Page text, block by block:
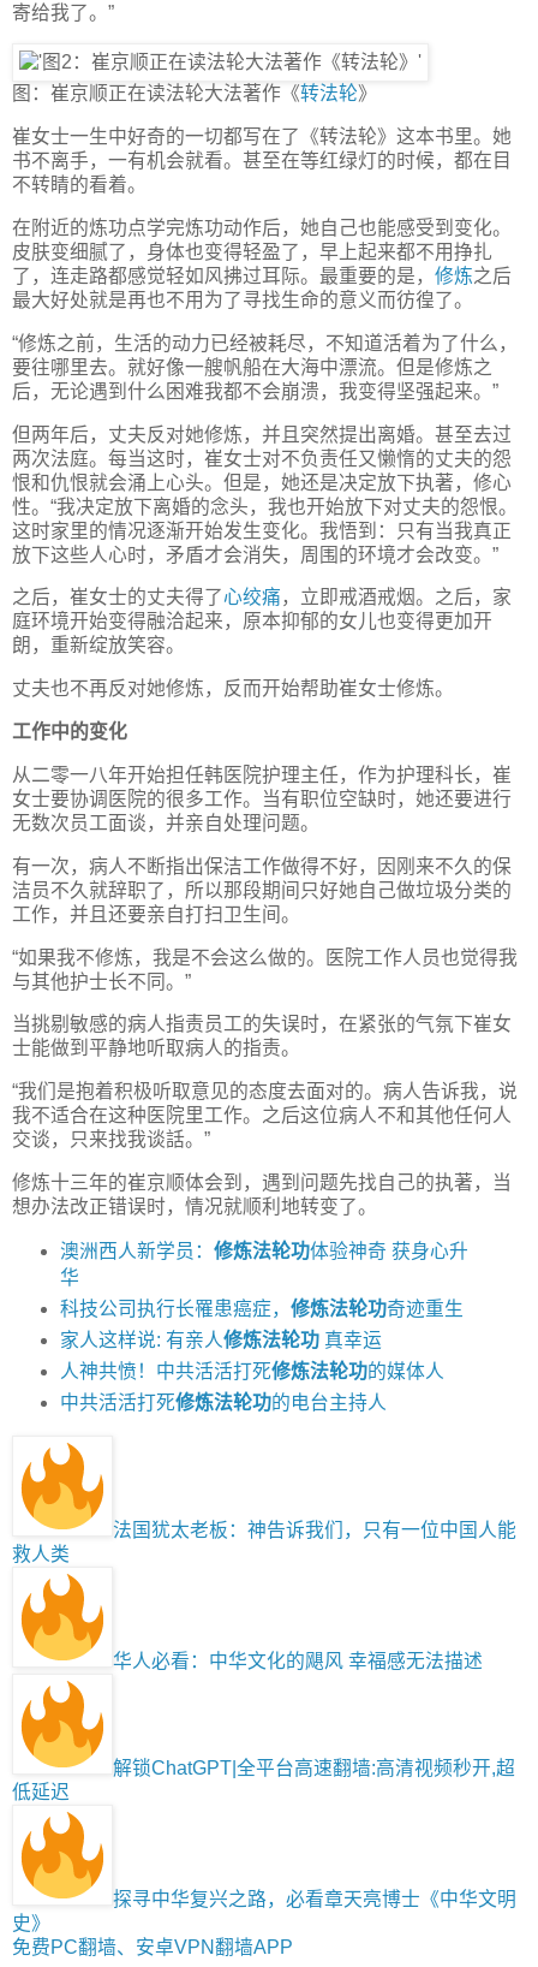
寄给我了。”
图：崔京顺正在读法轮大法著作《转法轮》
崔女士一生中好奇的一切都写在了《转法轮》这本书里。她
书不离手，一有机会就看。甚至在等红绿灯的时候，都在目
不转睛的看着。
在附近的炼功点学完炼功动作后，她自己也能感受到变化。
皮肤变细腻了，身体也变得轻盈了，早上起来都不用挣扎
了，连走路都感觉轻如风拂过耳际。最重要的是， 修炼之后
最大好处就是再也不用为了寻找生命的意义而彷徨了。
“修炼之前，生活的动力已经被耗尽，不知道活着为了什么，
要往哪里去。就好像一艘帆船在大海中漂流。但是修炼之
后，无论遇到什么困难我都不会崩溃，我变得坚强起来。”
但两年后，丈夫反对她修炼，并且突然提出离婚。甚至去过
两次法庭。每当这时，崔女士对不负责任又懒惰的丈夫的怨
恨和仇恨就会涌上心头。但是，她还是决定放下执著，修心
性。“我决定放下离婚的念头，我也开始放下对丈夫的怨恨。
这时家里的情况逐渐开始发生变化。我悟到：只有当我真正
放下这些人心时，矛盾才会消失，周围的环境才会改变。”
之后，崔女士的丈夫得了心绞痛，立即戒酒戒烟。之后，家
庭环境开始变得融洽起来，原本抑郁的女儿也变得更加开
朗，重新绽放笑容。
丈夫也不再反对她修炼，反而开始帮助崔女士修炼。
工作中的变化
从二零一八年开始担任韩医院护理主任，作为护理科长，崔
女士要协调医院的很多工作。当有职位空缺时，她还要进行
无数次员工面谈，并亲自处理问题。
有一次，病人不断指出保洁工作做得不好，因刚来不久的保
洁员不久就辞职了，所以那段期间只好她自己做垃圾分类的
工作，并且还要亲自打扫卫生间。
“如果我不修炼，我是不会这么做的。医院工作人员也觉得我
与其他护士长不同。”
当挑剔敏感的病人指责员工的失误时，在紧张的气氛下崔女
士能做到平静地听取病人的指责。
“我们是抱着积极听取意见的态度去面对的。病人告诉我，说
我不适合在这种医院里工作。之后这位病人不和其他任何人
交谈，只来找我谈話。”
修炼十三年的崔京顺体会到，遇到问题先找自己的执著，当
想办法改正错误时，情况就顺利地转变了。
澳洲西人新学员： 修炼法轮功体验神奇 获身心升
华
科技公司执行长罹患癌症， 修炼法轮功奇迹重生
家人这样说: 有亲人修炼法轮功真幸运
人神共愤！中共活活打死修炼法轮功的媒体人
中共活活打死修炼法轮功的电台主持人
法国犹太老板：神告诉我们，只有一位中国人能
救人类
华人必看：中华文化的飓风 幸福感无法描述
解锁ChatGPT|全平台高速翻墙:高清视频秒开,超
低延迟
探寻中华复兴之路，必看章天亮博士《中华文明
史》
免费PC翻墙、安卓VPN翻墙APP